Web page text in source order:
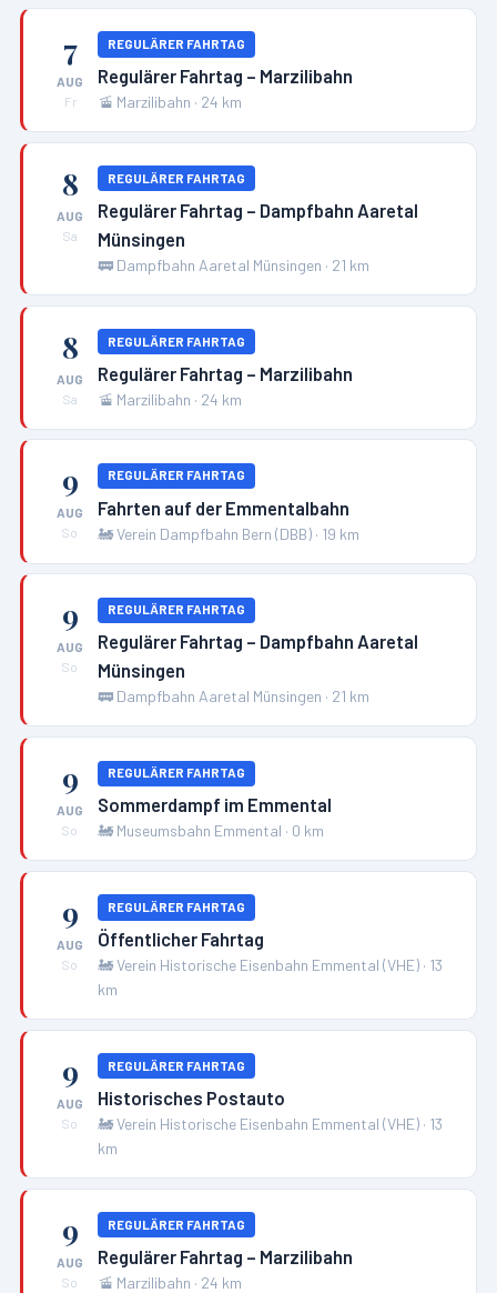
7
AUG
Fr
REGULÄRER FAHRTAG
Regulärer Fahrtag – Marzilibahn
🚡 Marzilibahn · 24 km
8
AUG
Sa
REGULÄRER FAHRTAG
Regulärer Fahrtag – Dampfbahn Aaretal
Münsingen
🚃 Dampfbahn Aaretal Münsingen · 21 km
8
AUG
Sa
REGULÄRER FAHRTAG
Regulärer Fahrtag – Marzilibahn
🚡 Marzilibahn · 24 km
9
AUG
So
REGULÄRER FAHRTAG
Fahrten auf der Emmentalbahn
🚂Verein Dampfbahn Bern (DBB) · 19 km
9
AUG
So
REGULÄRER FAHRTAG
Regulärer Fahrtag – Dampfbahn Aaretal
Münsingen
🚃 Dampfbahn Aaretal Münsingen · 21 km
9
AUG
So
REGULÄRER FAHRTAG
Sommerdampf im Emmental
🚂 Museumsbahn Emmental · 0 km
9
AUG
So
REGULÄRER FAHRTAG
Öffentlicher Fahrtag
🚂Verein Historische Eisenbahn Emmental (VHE) · 13
km
9
AUG
So
REGULÄRER FAHRTAG
Historisches Postauto
🚂Verein Historische Eisenbahn Emmental (VHE) · 13
km
9
AUG
So
REGULÄRER FAHRTAG
Regulärer Fahrtag – Marzilibahn
🚡 Marzilibahn · 24 km